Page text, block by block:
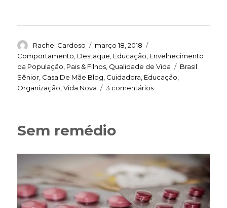
Autor
Rachel Cardoso
Publicado
em
março 18, 2018
Comportamento Destaque Educação Envelhecimento
da População Pais & Filhos Qualidade de Vida Tags
Brasil
Sênior Casa De Mãe Blog Cuidadora Educação
Organização ,Vida Nova 3 comentáriosem
Sem remédio